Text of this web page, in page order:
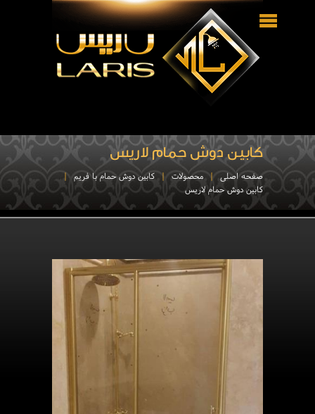
کابین دوش حمام لاریس
صفحه اصلی محصولات
کابین دوش حمام با فریم
کابین دوش حمام لاریس